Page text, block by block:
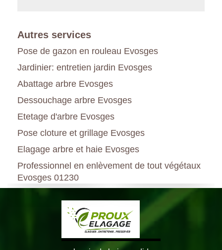
Autres services
Pose de gazon en rouleau Evosges
Jardinier: entretien jardin Evosges
Abattage arbre Evosges
Dessouchage arbre Evosges
Etetage d'arbre Evosges
Pose cloture et grillage Evosges
Elagage arbre et haie Evosges
Professionnel en enlèvement de tout végétaux
Evosges 01230